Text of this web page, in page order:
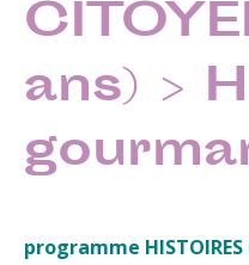
ans) >
programme HISTOIRES